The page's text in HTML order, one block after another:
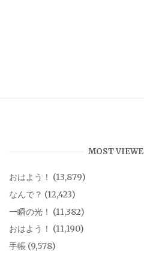
MOST
おはよう！ (13,879)
なんで？ (12,423)
一瞬の光！ (11,382)
おはよう！ (11,190)
手帳 (9,578)